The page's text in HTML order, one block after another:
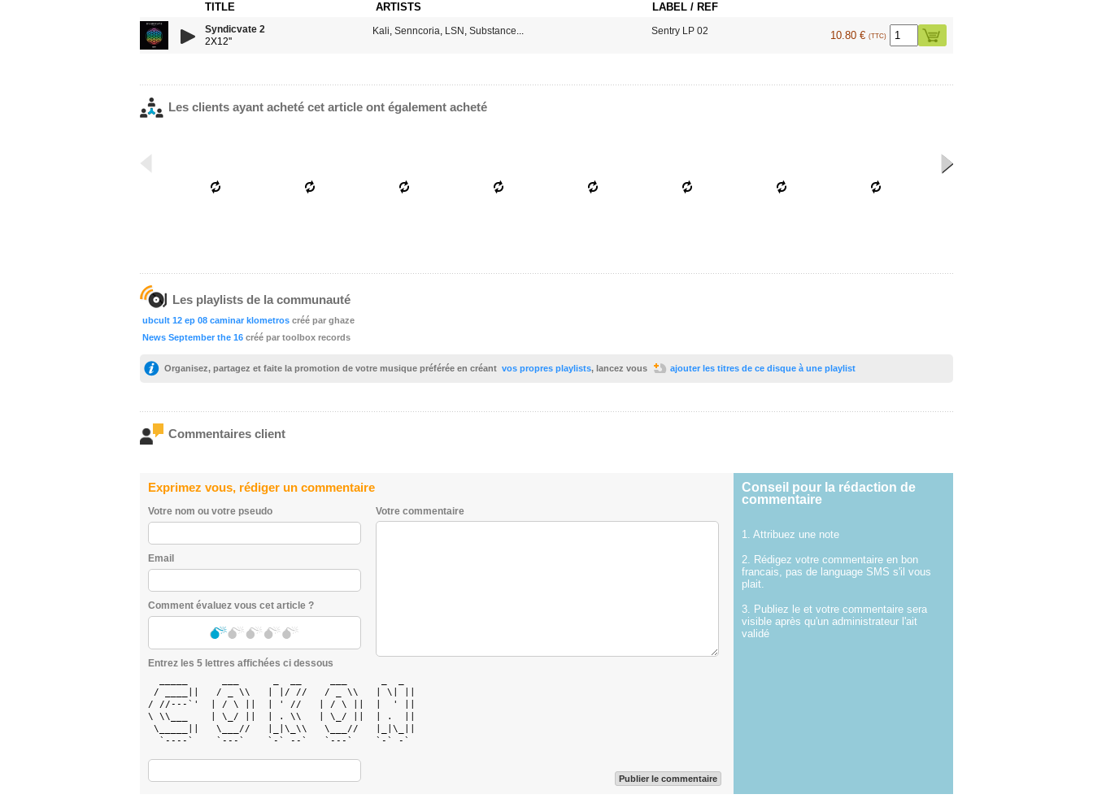
TITLE ARTISTS LABEL / REF
Syndicvate 2
2X12''
Kali, Senncoria, LSN , Substance... Sentry LP 02 10.80 € (TTC)
Les clients ayant acheté cet article ont également acheté
Les playlists de la communauté
ubcult 12 ep 08 caminar klometros créé par ghaze
News September the 16 créé par toolbox records
Organisez, partagez et faite la promotion de votre musique préférée en créant vos propres playlists, lancez vous ajouter les titres de ce disque à une playlist
Commentaires client
Exprimez vous, rédiger un commentaire
Votre nom ou votre pseudo
Email
Comment évaluez vous cet article ?
Votre commentaire
Entrez les 5 lettres affichées ci dessous
/ ____||   / _ \\   | |/ //   / _ \\   | \| ||
/ //---`'  | / \ ||  | ' //   | / \ ||  |  ' ||
\ \\___    | \_/ ||  | . \\   | \_/ ||  | .  ||
\_____||   \___//   |_|\_\\   \___//   |_|\_||
  `----`    `---`    `-` --`   `---`    `-` -`
Publier le commentaire
Conseil pour la rédaction de
commentaire
1. Attribuez une note
2. Rédigez votre commentaire en bon
francais, pas de language SMS s'il vous
plait.
3. Publiez le et votre commentaire sera
visible après qu'un administrateur l'ait
validé